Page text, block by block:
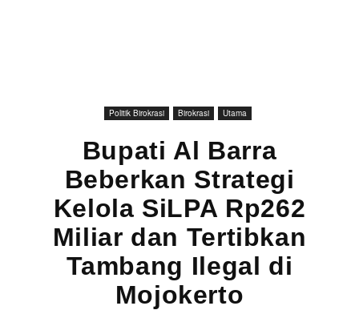
Politik Birokrasi Birokrasi Utama
Bupati Al Barra
Beberkan Strategi
Kelola SiLPA Rp262
Miliar dan Tertibkan
Tambang Ilegal di
Mojokerto